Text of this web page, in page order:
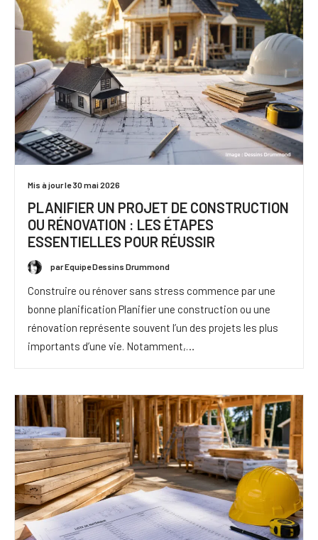
Mis à jour le 30 mai 2026
PLANIFIER UN PROJET DE CONSTRUCTION
OU RÉNOVATION : LES ÉTAPES
ESSENTIELLES POUR RÉUSSIR
par Equipe Dessins Drummond
Construire ou rénover sans stress commence par une
bonne planification Planifier une construction ou une
rénovation représente souvent l’un des projets les plus
importants d’une vie. Notamment,…